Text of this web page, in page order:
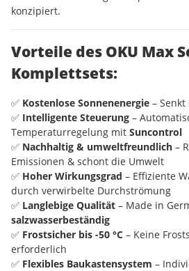
konzipiert.
Vorteile des OKU Max
Komplettsets:
✅ Kostenlose Sonnenenergie –
✅ Intelligente Steuerung –
Temperaturregelung mit Suncontrol
✅ Nachhaltig & umweltfreundlich –
Emissionen & schont die Umwelt
✅ Hoher Wirkungsgrad – Effiziente
durch verwirbelte Durchströmung
✅ Langlebige Qualität – Made in
salzwasserbeständig
✅ Frostsicher bis -50 °C – Keine
erforderlich
✅ Flexibles Baukastensystem –